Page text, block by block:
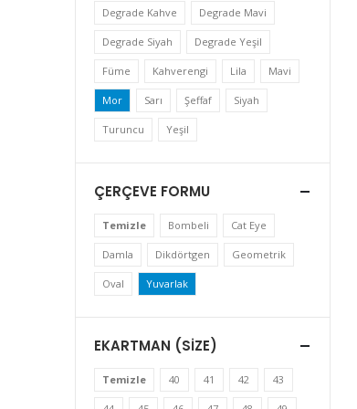
Degrade Kahve Degrade Mavi
Degrade Siyah Degrade Yeşil
Füme Kahverengi Lila Mavi
Mor Sarı Şeffaf Siyah
Turuncu Yeşil
ÇERÇEVE FORMU
Temizle Bombeli Cat Eye
Damla Dikdörtgen Geometrik
Oval Yuvarlak
EKARTMAN (SIZE)
Temizle 40 41 42 43